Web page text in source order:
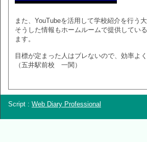
また、YouTubeを活用して学校紹介を行う大
そうした情報もホームルームで提供してい
ます。
目標が定まった人はブレないので、効率よ
（五井駅前校 一関）
Script : Web Diary Professional